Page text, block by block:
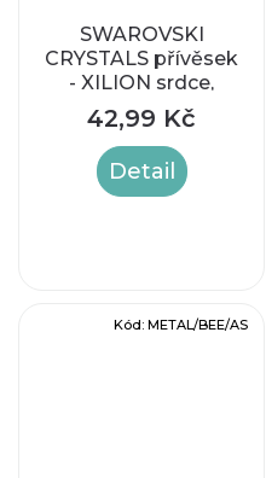
SWAROVSKI
CRYSTALS přívěsek
- XILION srdce,
crystal bermuda
blue, 10,3x10mm
42,99 Kč
Detail
Kód: METAL/BEE/AS